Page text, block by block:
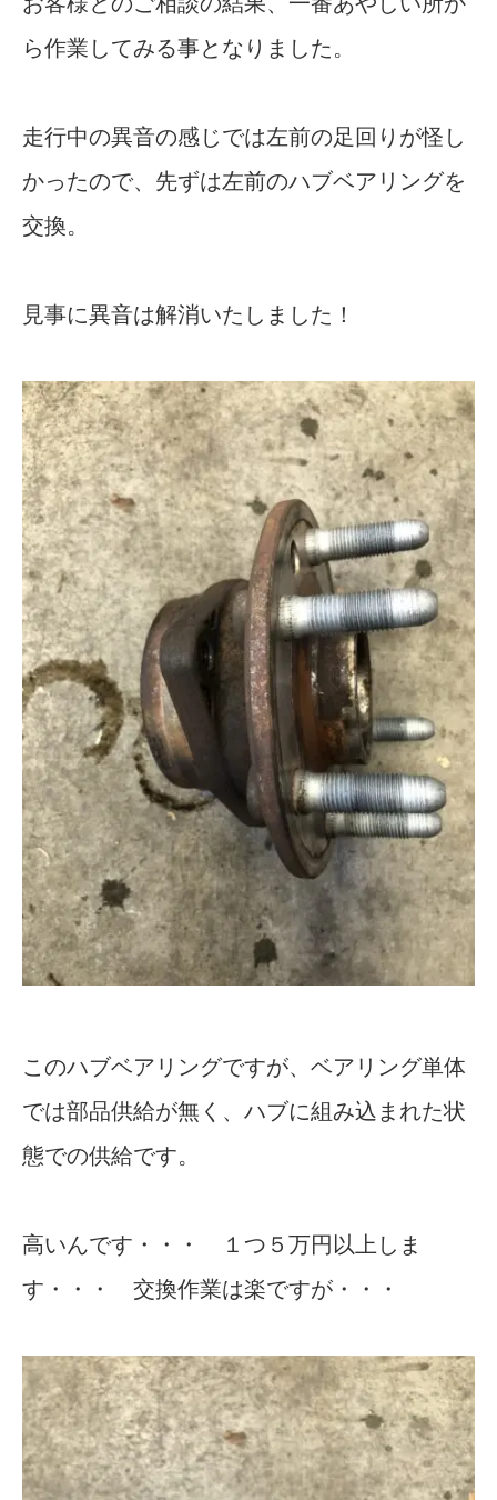
ら作業してみる事となりました。
走行中の異音の感じでは左前の足回りが怪し
かったので、先ずは左前のハブベアリングを
交換。
見事に異音は解消いたしました！
このハブベアリングですが、ベアリング単体
では部品供給が無く、ハブに組み込まれた状
態での供給です。
高いんです・・・ １つ５万円以上しま
す・・・ 交換作業は楽ですが・・・